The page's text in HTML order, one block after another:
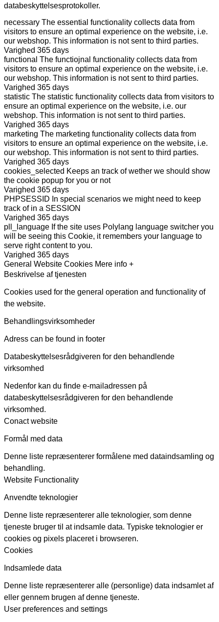
databeskyttelsesprotokoller.
necessary The essential functionality collects data from
visitors to ensure an optimal experience on the website, i.e.
our webshop. This information is not sent to third parties.
Varighed 365 days
functional The functiojnal functionality collects data from
visitors to ensure an optimal experience on the website, i.e.
our webshop. This information is not sent to third parties.
Varighed 365 days
statistic The statistic functionality collects data from visitors to
ensure an optimal experience on the website, i.e. our
webshop. This information is not sent to third parties.
Varighed 365 days
marketing The marketing functionality collects data from
visitors to ensure an optimal experience on the website, i.e.
our webshop. This information is not sent to third parties.
Varighed 365 days
cookies_selected Keeps an track of wether we should show
the cookie popup for you or not
Varighed 365 days
PHPSESSID In special scenarios we might need to keep
track of in a SESSION
Varighed 365 days
pll_language If the site uses Polylang language switcher you
will be seeing this Cookie, it remembers your language to
serve right content to you.
Varighed 365 days
General Website Cookies Mere info +
Beskrivelse af tjenesten
Cookies used for the general operation and functionality of
the website.
Behandlingsvirksomheder
Adress can be found in footer
Databeskyttelsesrådgiveren for den behandlende
virksomhed
Nedenfor kan du finde e-mailadressen på
databeskyttelsesrådgiveren for den behandlende
virksomhed.
Conact website
Formål med data
Denne liste repræsenterer formålene med dataindsamling og
behandling.
Website Functionality
Anvendte teknologier
Denne liste repræsenterer alle teknologier, som denne
tjeneste bruger til at indsamle data. Typiske teknologier er
cookies og pixels placeret i browseren.
Cookies
Indsamlede data
Denne liste repræsenterer alle (personlige) data indsamlet af
eller gennem brugen af denne tjeneste.
User preferences and settings